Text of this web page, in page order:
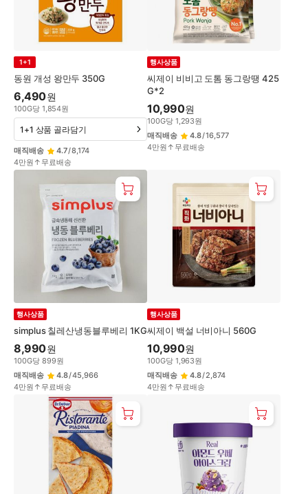
동원 개성 왕만두 350G
1+1
6,490원
100G당 1,854원
매직배송 4.7/8,174
4만원↑무료배송
1+1 상품 골라담기
씨제이 비비고 도톰 동그랑땡 425
G*2
행사상품
10,990원
100G당 1,293원
매직배송
4.8/16,577
4만원↑무료배송
simplus 칠레산냉동블루베리 1KG
행사상품
8,990원
100G당 899원
매직배송
4.8/45,966
4만원↑무료배송
씨제이 백설 너비아니 560G
행사상품
10,990원
100G당 1,963원
매직배송
4.8/2,874
4만원↑무료배송